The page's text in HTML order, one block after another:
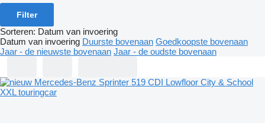
Filter
Sorteren: Datum van invoering
Datum van invoering Duurste bovenaan Goedkoopste bovenaan
Jaar - de nieuwste bovenaan Jaar - de oudste bovenaan